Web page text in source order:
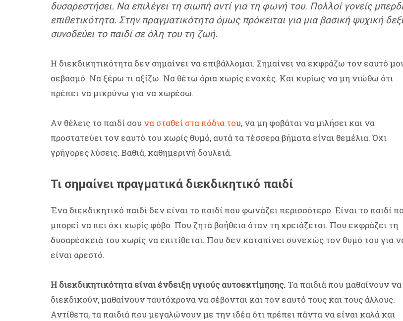
δυσαρεστήσει. Να επιλέγει τη σιωπή αντί για τη φωνή του. Πολλοί γονείς
επιθετικότητα. Στην πραγματικότητα όμως πρόκειται για μια βασική ψυχική
συνοδεύει το παιδί σε όλη του τη ζωή.
Η διεκδικητικότητα δεν σημαίνει να επιβάλλομαι. Σημαίνει να εκφράζω τον εαυτό
σεβασμό. Να ξέρω τι αξίζω. Να θέτω όρια χωρίς ενοχές. Και κυρίως να μη νιώθω ότι
πρέπει να μικρύνω για να χωρέσω.
Αν θέλεις το παιδί σου να σταθεί στα πόδια του, να μη φοβάται να μιλήσει και να
προστατεύει τον εαυτό του χωρίς θυμό, αυτά τα τέσσερα βήματα είναι θεμέλια. Όχι
γρήγορες λύσεις. Βαθιά, καθημερινή δουλειά.
Τι σημαίνει πραγματικά διεκδικητικό παιδί
Ένα διεκδικητικό παιδί δεν είναι το παιδί που φωνάζει περισσότερο. Είναι το παιδί
μπορεί να πει όχι χωρίς φόβο. Που ζητά βοήθεια όταν τη χρειάζεται. Που εκφράζει τη
δυσαρέσκειά του χωρίς να επιτίθεται. Που δεν καταπίνει συνεχώς τον θυμό του για
είναι αρεστό.
Η διεκδικητικότητα είναι ένδειξη υγιούς αυτοεκτίμησης. Τα παιδιά που μαθαίνουν να
διεκδικούν, μαθαίνουν ταυτόχρονα να σέβονται και τον εαυτό τους και τους άλλους.
Αντίθετα, τα παιδιά που μεγαλώνουν με την ιδέα ότι πρέπει πάντα να είναι καλά και